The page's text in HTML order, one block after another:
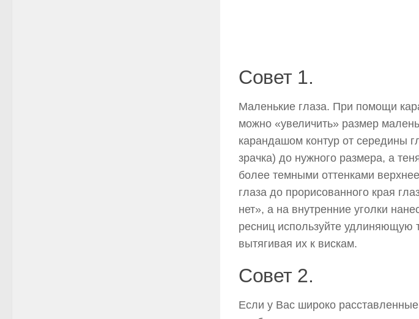
Совет 1.
Маленькие глаза. При помощи
можно «увеличить» размер
карандашом контур от середины
зрачка) до нужного размера, а
более темными оттенками
глаза до прорисованного края
нет», а на внутренние уголки
ресниц используйте удлиняющую
вытягивая их к вискам.
Совет 2.
Если у Вас широко